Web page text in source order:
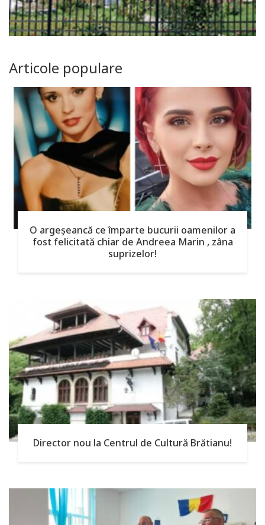
Articole populare
O argeşeancă ce împarte bucurii oamenilor a
fost felicitată chiar de Andreea Marin , zâna
suprizelor!
Director nou la Centrul de Cultură Brătianu!